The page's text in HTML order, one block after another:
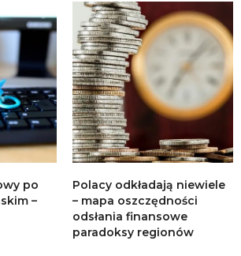
po
–
Polacy odkładają niewiele
– mapa oszczędności
odsłania finansowe
paradoksy regionów